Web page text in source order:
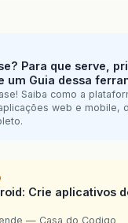
Para que serve,
um Guia dessa
Saiba como a
web e mobile,
Crie aplicativos
— Casa do Codigo